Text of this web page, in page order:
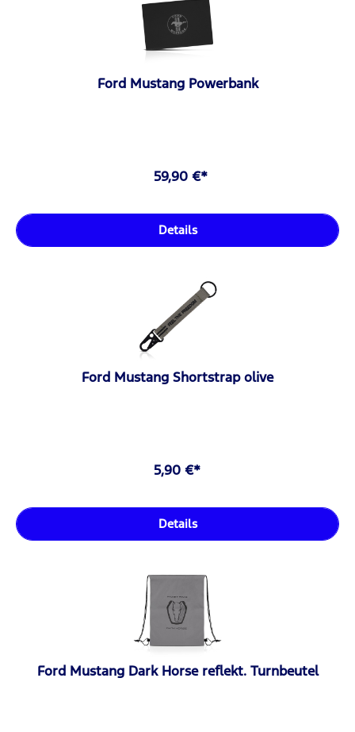
Ford Mustang Powerbank
59,90 €*
Details
Ford Mustang Shortstrap olive
5,90 €*
Details
Ford Mustang Dark Horse reflekt. Turnbeutel